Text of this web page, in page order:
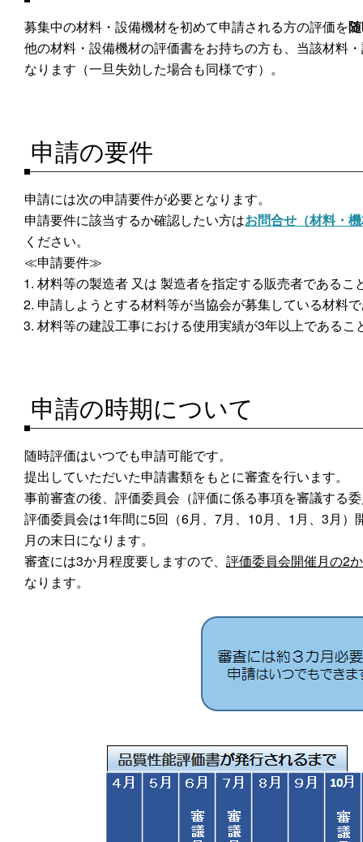
募集中の材料・設備機材を初めて申請される方の評価を
他の材料・設備機材の評価書をお持ちの方も、当該材料
なります（一旦失効した場合も同様です）。
申請の要件
申請には次の申請要件が必要となります。
申請要件に該当するか確認したい方はお問合せ（材料・
ください。
≪申請要件≫
材料等の製造者 又は 製造者を指定する販売者であるこ
申請しようとする材料等が当協会が募集している材料
材料等の建設工事における使用実績が3年以上であるこ
申請の時期について
随時評価はいつでも申請可能です。
提出していただいた申請書類をもとに審査を行います。
事前審査の後、評価委員会（評価に係る事項を審議する
評価委員会は1年間に5回（6月、7月、10月、1月、3月
月の末日になります。
審査には3か月程度要しますので、 評価委員会開催月の2
なります。